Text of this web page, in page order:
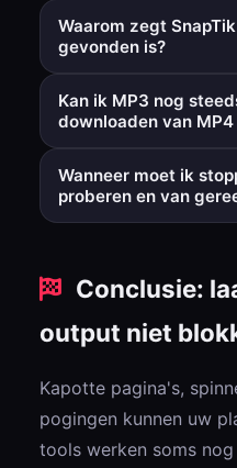
Over het algemeen wel,
tools waarvoor geen
machtigingen vereist zijn.
Waarom zegt
gevonden is?
De video is mogelijk
parser van de
gesynchroniseerd.
Kan ik MP3 nog
downloaden van
In sommige gevallen wel.
in een stabiele fallback-
Wanneer moet ik
proberen en van
tijdverlies te voorkomen.
Conclusie:
output niet
Kapotte pagina's,
pogingen kunnen uw
tools werken soms